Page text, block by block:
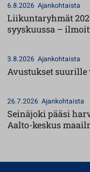
6.8.2026 Ajankohtaista
Liikuntaryhmät
syyskuussa –
3.8.2026 Ajankohtaista
Avustukset
26.7.2026 Ajankohtaista
Seinäjoki pääsi
Aalto-keskus